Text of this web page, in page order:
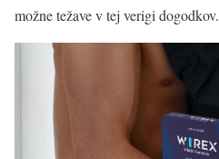
možne težave v tej verigi dogodkov.